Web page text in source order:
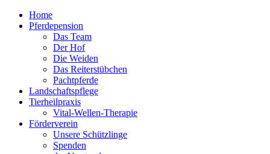
Home
Pferdepension
Das Team
Der Hof
Die Weiden
Das Reiterstübchen
Pachtpferde
Landschaftspflege
Tierheilpraxis
Vital-Wellen-Therapie
Förderverein
Unsere Schützlinge
Spenden